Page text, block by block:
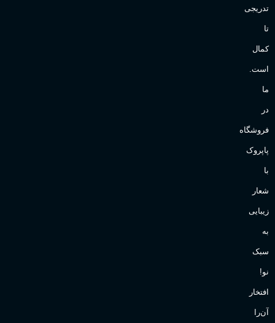
تدریجی
تا
کمال
است.
ما
در
فروشگاه
پاپروک
با
شعار
زیبایی
به
سبک
نو!
افتخار
آن‌را